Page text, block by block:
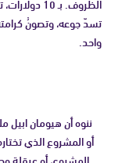
تسدّ جوعه، وتصونُ
واحد.
ننوه أن هيومان ابيل
أو المشروع الذي